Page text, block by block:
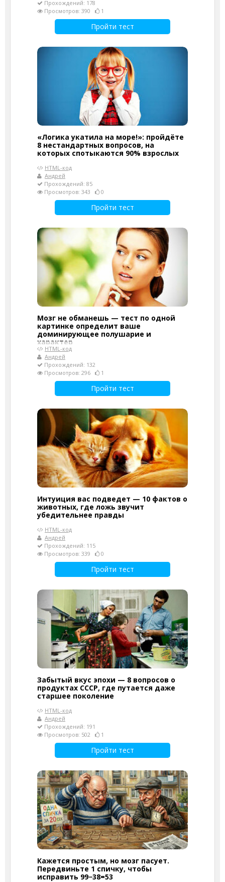
Прохождений: 178
Просмотров: 390
1
Пройти тест
«Логика укатила на море!»: пройдёте
8 нестандартных вопросов, на
которых спотыкаются 90% взрослых
HTML-код
Андрей
Прохождений: 85
Просмотров: 343
0
Пройти тест
Мозг не обманешь — тест по одной
картинке определит ваше
доминирующее полушарие и
характер
HTML-код
Андрей
Прохождений: 132
Просмотров: 296
1
Пройти тест
Интуиция вас подведет — 10 фактов о
животных, где ложь звучит
убедительнее правды
HTML-код
Андрей
Прохождений: 115
Просмотров: 339
0
Пройти тест
Забытый вкус эпохи — 8 вопросов о
продуктах СССР, где путается даже
старшее поколение
HTML-код
Андрей
Прохождений: 191
Просмотров: 502
1
Пройти тест
Кажется простым, но мозг пасует.
Передвиньте 1 спичку, чтобы
исправить 99−38=53